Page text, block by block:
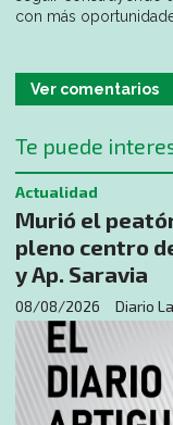
con más
Ver comentarios
Te puede
Murió el
pleno centro
y Ap. Saravia
Diario
Actualidad
08/08/2026